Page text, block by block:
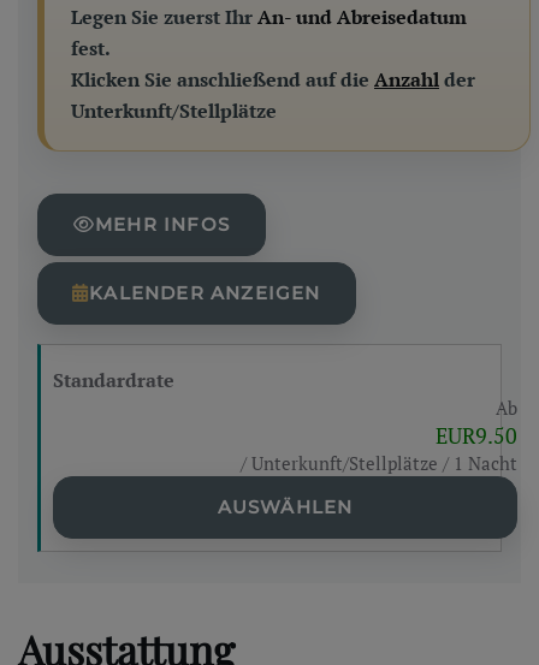
Legen Sie zuerst IhrAn- und Abreisedatum
fest.
Klicken Sie anschließend auf die Anzahlder
Unterkunft/Stellplätze
MEHR INFOS
KALENDER ANZEIGEN
Standardrate
Ab
EUR9.50
/ Unterkunft/Stellplätze / 1 Nacht
AUSWÄHLEN
Ausstattung